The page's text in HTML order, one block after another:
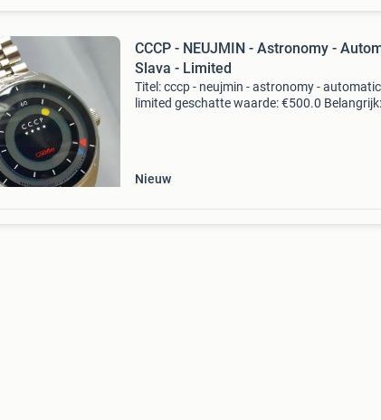
CCCP - NEUJMIN - Astronomy -
Slava - Limited
Titel: cccp - neujmin - astronomy -
limited geschatte waarde: €500.0 Belangrijk:
Nieuw